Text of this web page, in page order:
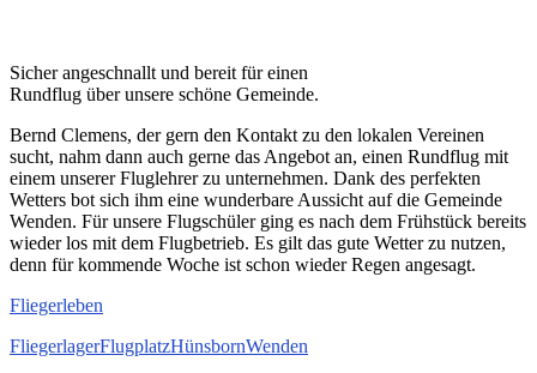
Sicher angeschnallt und bereit für einen
Rundflug über unsere schöne Gemeinde.
Bernd Clemens, der gern den Kontakt zu den lokalen Vereinen
sucht, nahm dann auch gerne das Angebot an, einen Rundflug mit
einem unserer Fluglehrer zu unternehmen. Dank des perfekten
Wetters bot sich ihm eine wunderbare Aussicht auf die Gemeinde
Wenden. Für unsere Flugschüler ging es nach dem Frühstück bereits
wieder los mit dem Flugbetrieb. Es gilt das gute Wetter zu nutzen,
denn für kommende Woche ist schon wieder Regen angesagt.
Fliegerleben
FliegerlagerFlugplatzHünsbornWenden